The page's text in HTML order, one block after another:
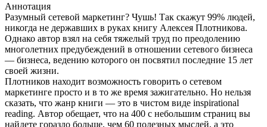
Аннотация
Разумный сетевой маркетинг? Чушь! Так скажут 99% людей,
никогда не державших в руках книгу Алексея Плотникова.
Однако автор взял на себя тяжелый труд по преодолению
многолетних предубеждений в отношении сетевого бизнеса
— бизнеса, ведению которого он посвятил последние 15 лет
своей жизни.
Плотников находит возможность говорить о сетевом
маркетинге просто и в то же время зажигательно. Но нельзя
сказать, что жанр книги — это в чистом виде inspirational
reading. Автор обещает, что на 400 с небольшим страниц вы
найдете гораздо больше, чем 60 полезных мыслей, а это